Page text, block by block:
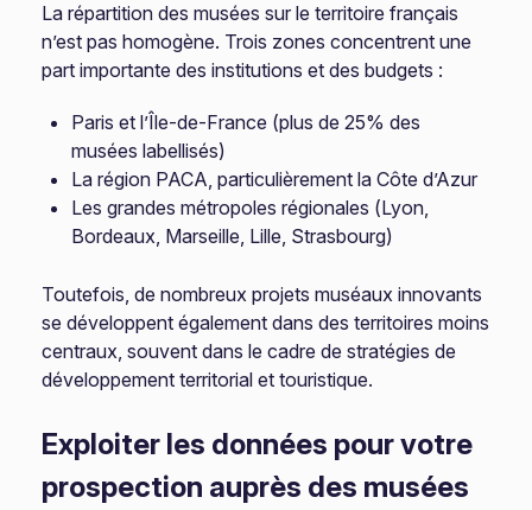
La répartition des musées sur le territoire français
n’est pas homogène. Trois zones concentrent une
part importante des institutions et des budgets :
Paris et l’Île-de-France (plus de 25% des
musées labellisés)
La région PACA, particulièrement la Côte d’Azur
Les grandes métropoles régionales (Lyon,
Bordeaux, Marseille, Lille, Strasbourg)
Toutefois, de nombreux projets muséaux innovants
se développent également dans des territoires moins
centraux, souvent dans le cadre de stratégies de
développement territorial et touristique.
Exploiter les données pour votre
prospection auprès des musées